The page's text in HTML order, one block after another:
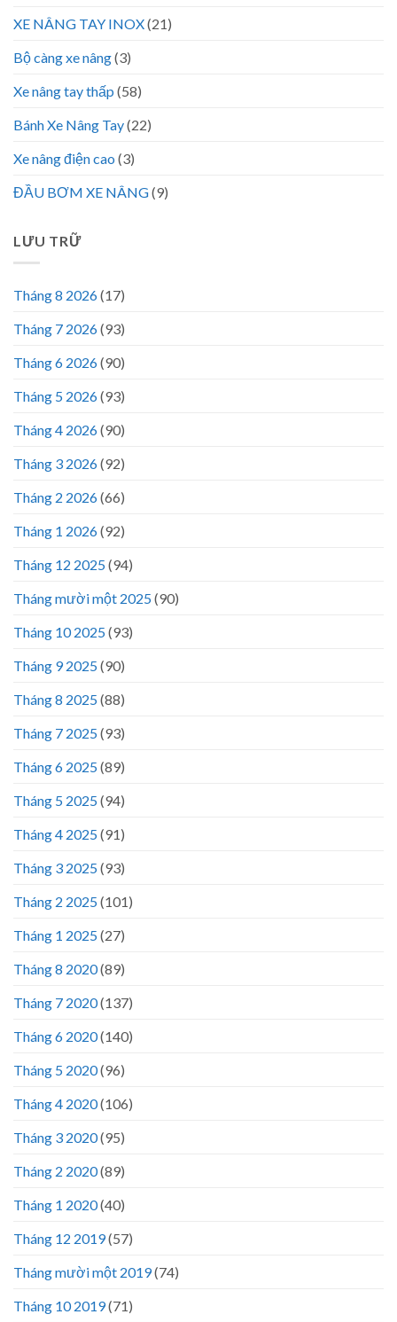
XE NÂNG TAY INOX(21)
Bộ càng xe nâng(3)
Xe nâng tay thấp (58)
Bánh Xe Nâng Tay(22)
Xe nâng điện cao (3)
ĐẦU BƠM XE NÂNG(9)
LƯU TRỮ
Tháng 8 2026(17)
Tháng 7 2026(93)
Tháng 6 2026(90)
Tháng 5 2026(93)
Tháng 4 2026(90)
Tháng 3 2026(92)
Tháng 2 2026(66)
Tháng 1 2026(92)
Tháng 12 2025(94)
Tháng mười một 2025(90)
Tháng 10 2025(93)
Tháng 9 2025(90)
Tháng 8 2025(88)
Tháng 7 2025(93)
Tháng 6 2025(89)
Tháng 5 2025(94)
Tháng 4 2025(91)
Tháng 3 2025(93)
Tháng 2 2025(101)
Tháng 1 2025(27)
Tháng 8 2020(89)
Tháng 7 2020(137)
Tháng 6 2020(140)
Tháng 5 2020(96)
Tháng 4 2020(106)
Tháng 3 2020(95)
Tháng 2 2020(89)
Tháng 1 2020(40)
Tháng 12 2019(57)
Tháng mười một 2019(74)
Tháng 10 2019(71)